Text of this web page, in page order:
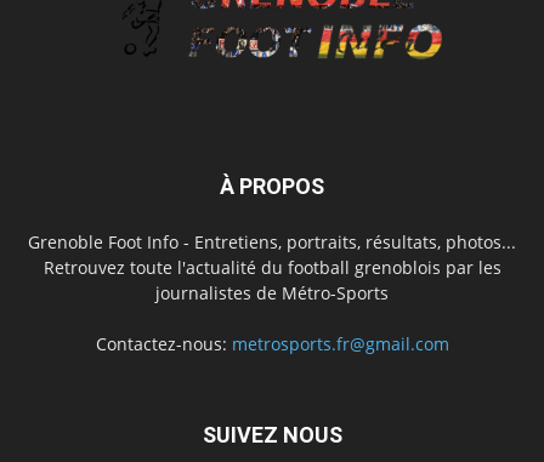
À PROPOS
Grenoble Foot Info - Entretiens, portraits, résultats, photos...
Retrouvez toute l'actualité du football grenoblois par les
journalistes de Métro-Sports
Contactez-nous: metrosports.fr@gmail.com
SUIVEZ NOUS